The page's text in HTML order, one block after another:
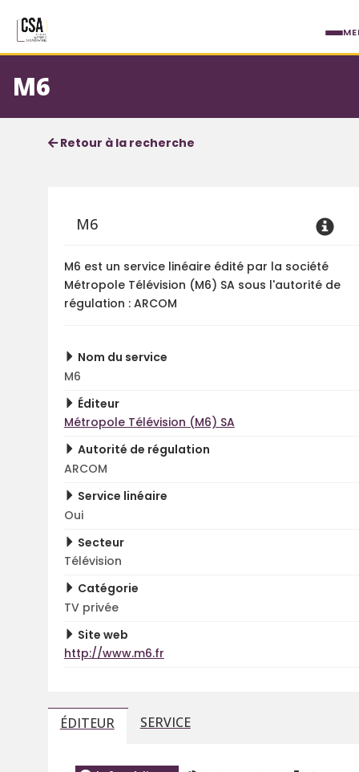
M6
Fiche service
Informations détaillées
Retour à la recherche
M6
M6 est un service linéaire édité par la société
Métropole Télévision (M6) SA sous l'autorité de
régulation : ARCOM
Nom du service
M6
Éditeur
Métropole Télévision (M6) SA
Autorité de régulation
ARCOM
Service linéaire
Oui
Secteur
Télévision
Catégorie
TV privée
Site web
http://www.m6.fr
ÉDITEUR SERVICE